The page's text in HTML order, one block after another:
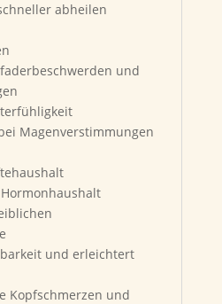
abheilen
und
Magenverstimmungen
und erleichtert
Kopfschmerzen und